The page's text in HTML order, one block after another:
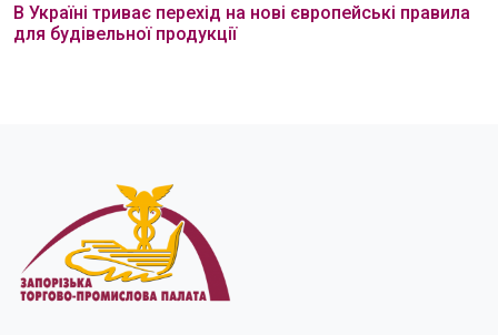
В Україні триває перехід на нові європейські правила
для будівельної продукції